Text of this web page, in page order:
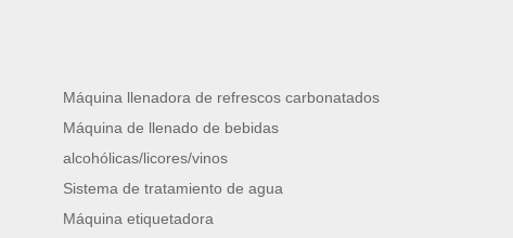
Máquina llenadora de refrescos carbonatados
Máquina de llenado de bebidas
alcohólicas/licores/vinos
Sistema de tratamiento de agua
Máquina etiquetadora